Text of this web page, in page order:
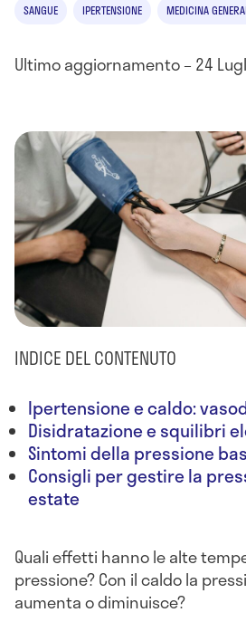
SANGUE IPERTENSIONE MEDICINA
Ultimo aggiornamento – 24
INDICE DEL CONTENUTO
Ipertensione e caldo:
Disidratazione e squilibri
Sintomi della pressione
Consigli per gestire la
estate
Quali effetti hanno le alte
pressione? Con il caldo la
aumenta o diminuisce?